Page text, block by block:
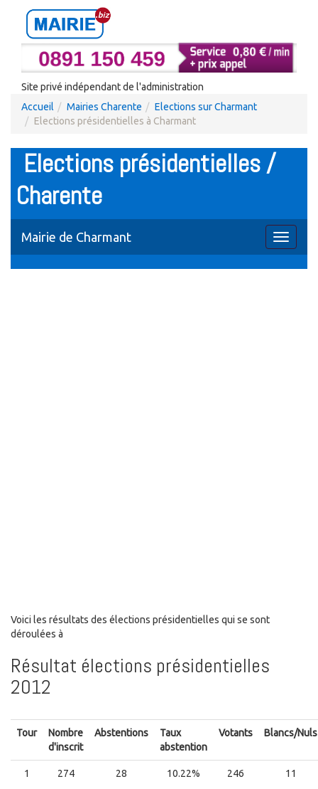
Site privé indépendant de l'administration
Accueil
Mairies Charente
Elections sur Charmant
Elections présidentielles à Charmant
Elections présidentielles /
Charente
Toggle
Mairie de Charmant
Voici les résultats des élections présidentielles qui se sont
déroulées à
Résultat élections présidentielles
2012
Tour
Nombre
d'inscrit
Abstentions
Taux
abstention
Votants Blancs/Nuls
1 274 28 10.22% 246 11